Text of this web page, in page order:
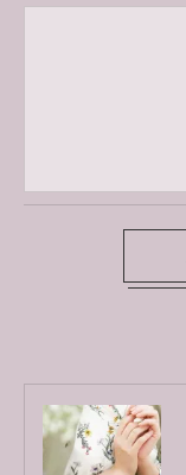
個人情報の開示･